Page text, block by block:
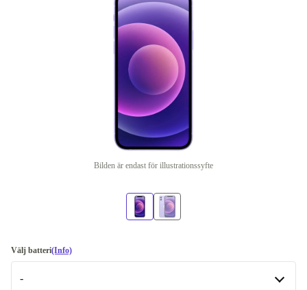
Bilden är endast för illustrationssyfte
Välj batteri(Info)
-